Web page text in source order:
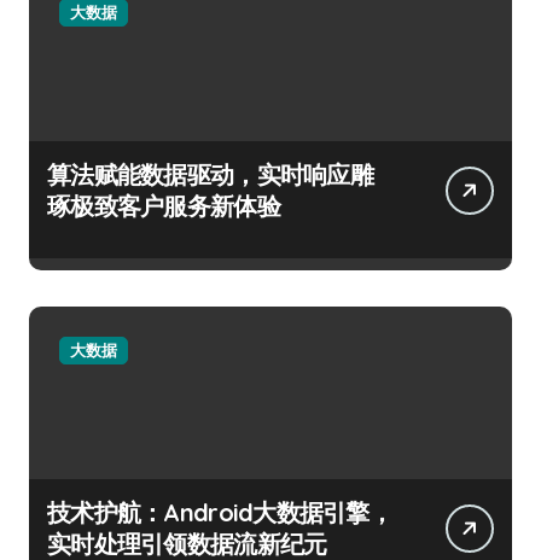
大数据
算法赋能数据驱动，实时响应雕
琢极致客户服务新体验
大数据
技术护航：Android大数据引擎，
实时处理引领数据流新纪元